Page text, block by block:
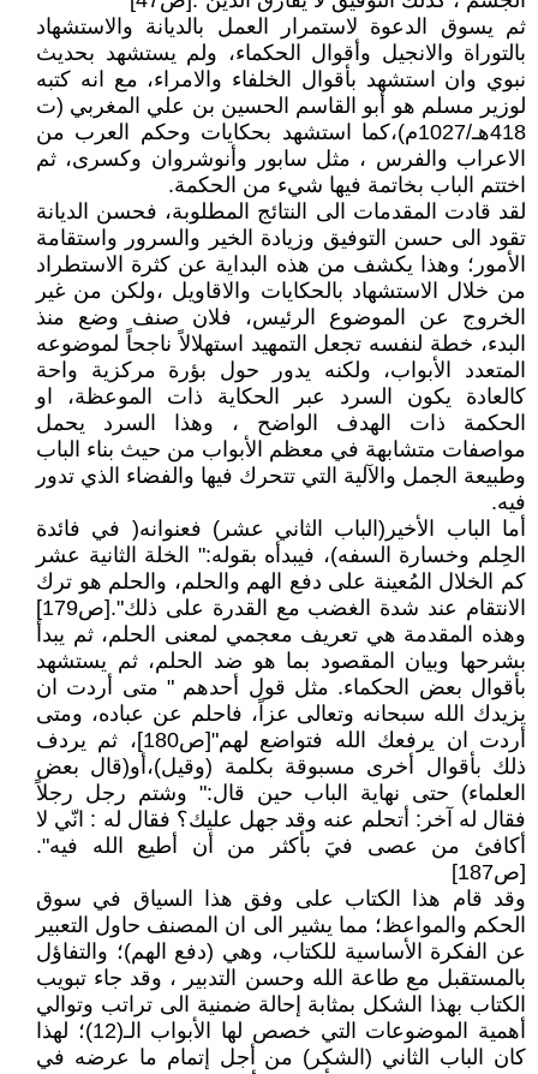
ثم يسوق الدعوة لاستمرار العمل بالديانة والاستشهاد
بالتوراة والانجيل وأقوال الحكماء، ولم يستشهد بحديث
نبوي وان استشهد بأقوال الخلفاء والامراء، مع انه كتبه
لوزير مسلم هو أبو القاسم الحسين بن علي المغربي (ت
418هـ/1027م)،كما استشهد بحكايات وحكم العرب من
الاعراب والفرس ، مثل سابور وأنوشروان وكسرى، ثم
اختتم الباب بخاتمة فيها شيء من الحكمة.
لقد قادت المقدمات الى النتائج المطلوبة، فحسن الديانة
تقود الى حسن التوفيق وزيادة الخير والسرور واستقامة
الأمور؛ وهذا يكشف من هذه البداية عن كثرة الاستطراد
من خلال الاستشهاد بالحكايات والاقاويل ،ولكن من غير
الخروج عن الموضوع الرئيس، فلان صنف وضع منذ
البدء، خطة لنفسه تجعل التمهيد استهلالاً ناجحاً لموضوعه
المتعدد الأبواب، ولكنه يدور حول بؤرة مركزية واحة
كالعادة يكون السرد عبر الحكاية ذات الموعظة، او
الحكمة ذات الهدف الواضح ، وهذا السرد يحمل
مواصفات متشابهة في معظم الأبواب من حيث بناء الباب
وطبيعة الجمل والآلية التي تتحرك فيها والفضاء الذي تدور
فيه.
أما الباب الأخير(الباب الثاني عشر) فعنوانه( في فائدة
الحِلم وخسارة السفه)، فيبدأه بقوله:" الخلة الثانية عشر
كم الخلال المُعينة على دفع الهم والحلم، والحلم هو ترك
الانتقام عند شدة الغضب مع القدرة على ذلك".[ص179]
وهذه المقدمة هي تعريف معجمي لمعنى الحلم، ثم يبدأ
بشرحها وبيان المقصود بما هو ضد الحلم، ثم يستشهد
بأقوال بعض الحكماء. مثل قول أحدهم " متى أردت ان
يزيدك الله سبحانه وتعالى عزاً، فاحلم عن عباده، ومتى
أردت ان يرفعك الله فتواضع لهم"[ص180]، ثم يردف
ذلك بأقوال أخرى مسبوقة بكلمة (وقيل)،أو(قال بعض
العلماء) حتى نهاية الباب حين قال:" وشتم رجل رجلاً
فقال له آخر: أتحلم عنه وقد جهل عليك؟ فقال له : انّي لا
أكافئ من عصى فيَ بأكثر من أن أطيع الله فيه".
[ص187]
وقد قام هذا الكتاب على وفق هذا السياق في سوق
الحكم والمواعظ؛ مما يشير الى ان المصنف حاول التعبير
عن الفكرة الأساسية للكتاب، وهي (دفع الهم)؛ والتفاؤل
بالمستقبل مع طاعة الله وحسن التدبير ، وقد جاء تبويب
الكتاب بهذا الشكل بمثابة إحالة ضمنية الى تراتب وتوالي
أهمية الموضوعات التي خصص لها الأبواب الـ(12)؛ لهذا
كان الباب الثاني (الشكر) من أجل إتمام ما عرضه في